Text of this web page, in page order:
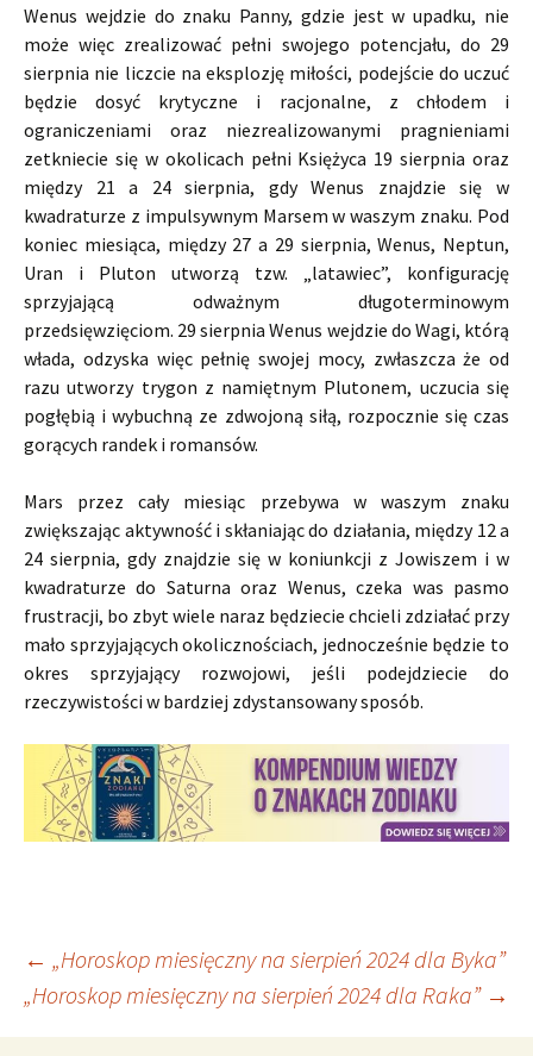
Wenus wejdzie do znaku Panny, gdzie jest w upadku, nie
może więc zrealizować pełni swojego potencjału, do 29
sierpnia nie liczcie na eksplozję miłości, podejście do uczuć
będzie dosyć krytyczne i racjonalne, z chłodem i
ograniczeniami oraz niezrealizowanymi pragnieniami
zetkniecie się w okolicach pełni Księżyca 19 sierpnia oraz
między 21 a 24 sierpnia, gdy Wenus znajdzie się w
kwadraturze z impulsywnym Marsem w waszym znaku. Pod
koniec miesiąca, między 27 a 29 sierpnia, Wenus, Neptun,
Uran i Pluton utworzą tzw. „latawiec”, konfigurację
sprzyjającą odważnym długoterminowym
przedsięwzięciom. 29 sierpnia Wenus wejdzie do Wagi, którą
włada, odzyska więc pełnię swojej mocy, zwłaszcza że od
razu utworzy trygon z namiętnym Plutonem, uczucia się
pogłębią i wybuchną ze zdwojoną siłą, rozpocznie się czas
gorących randek i romansów.
Mars przez cały miesiąc przebywa w waszym znaku
zwiększając aktywność i skłaniając do działania, między 12 a
24 sierpnia, gdy znajdzie się w koniunkcji z Jowiszem i w
kwadraturze do Saturna oraz Wenus, czeka was pasmo
frustracji, bo zbyt wiele naraz będziecie chcieli zdziałać przy
mało sprzyjających okolicznościach, jednocześnie będzie to
okres sprzyjający rozwojowi, jeśli podejdziecie do
rzeczywistości w bardziej zdystansowany sposób.
Nawigacja
← „Horoskop miesięczny na sierpień 2024 dla Byka”
„Horoskop miesięczny na sierpień 2024 dla Raka” →